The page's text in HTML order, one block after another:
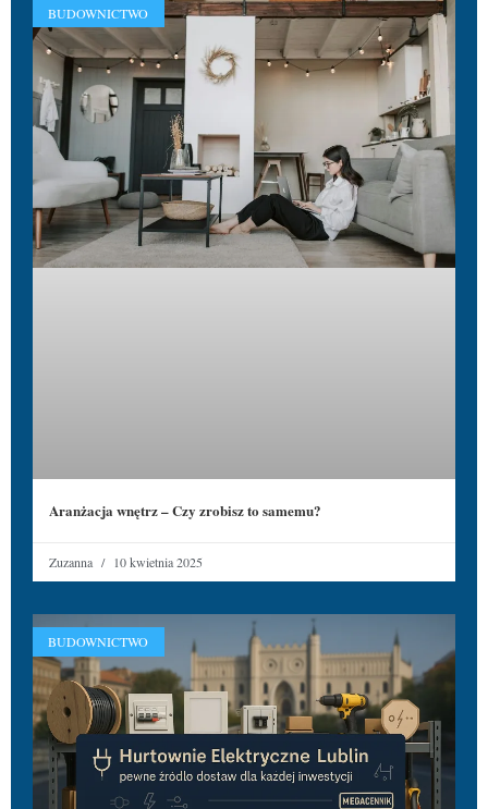
BUDOWNICTWO
Aranżacja wnętrz – Czy zrobisz to samemu?
Zuzanna 10 kwietnia 2025
BUDOWNICTWO